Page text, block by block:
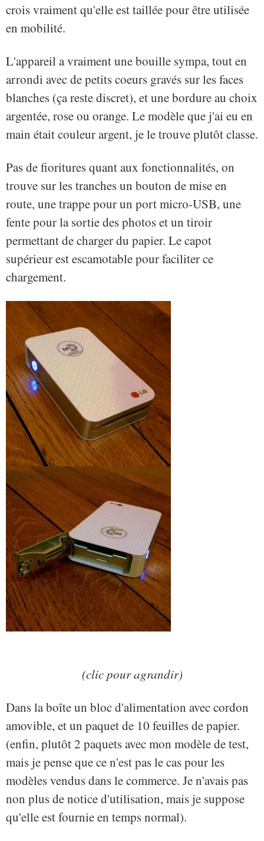
crois vraiment qu'elle est taillée pour être utilisée
en mobilité.
L'appareil a vraiment une bouille sympa, tout en
arrondi avec de petits coeurs gravés sur les faces
blanches (ça reste discret), et une bordure au choix
argentée, rose ou orange. Le modèle que j'ai eu en
main était couleur argent, je le trouve plutôt classe.
Pas de fioritures quant aux fonctionnalités, on
trouve sur les tranches un bouton de mise en
route, une trappe pour un port micro-USB, une
fente pour la sortie des photos et un tiroir
permettant de charger du papier. Le capot
supérieur est escamotable pour faciliter ce
chargement.
(clic pour agrandir)
Dans la boîte un bloc d'alimentation avec cordon
amovible, et un paquet de 10 feuilles de papier.
(enfin, plutôt 2 paquets avec mon modèle de test,
mais je pense que ce n'est pas le cas pour les
modèles vendus dans le commerce. Je n'avais pas
non plus de notice d'utilisation, mais je suppose
qu'elle est fournie en temps normal).